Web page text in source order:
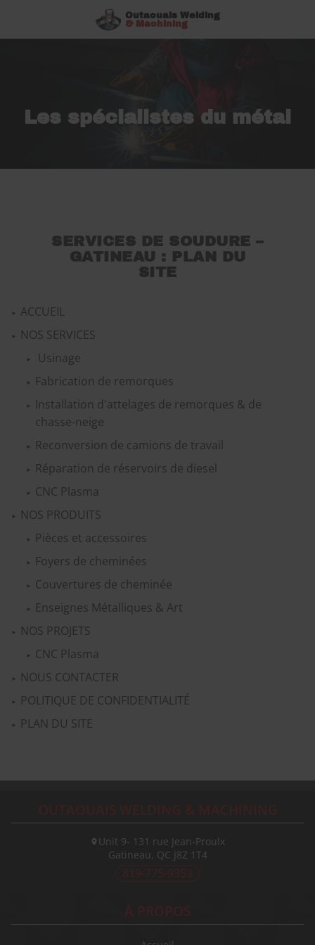
Les spécialistes du métal
SERVICES DE SOUDURE –
GATINEAU : PLAN DU
SITE
ACCUEIL
NOS SERVICES
Usinage
Fabrication de remorques
Installation d'attelages de remorques & de
chasse-neige
Reconversion de camions de travail
Réparation de réservoirs de diesel
CNC Plasma
NOS PRODUITS
Pièces et accessoires
Foyers de cheminées
Couvertures de cheminée
Enseignes Métalliques & Art
NOS PROJETS
CNC Plasma
NOUS CONTACTER
POLITIQUE DE CONFIDENTIALITÉ
PLAN DU SITE
OUTAOUAIS WELDING & MACHINING
Unit 9- 131 rue Jean-Proulx
Gatineau, QC J8Z 1T4
819-775-9353
À PROPOS
Outaouais Welding
& Machining